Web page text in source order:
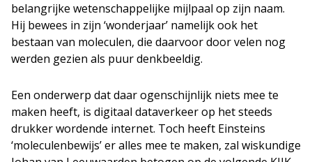
belangrijke wetenschappelijke mijlpaal op zijn naam.
Hij bewees in zijn ‘wonderjaar’ namelijk ook het
bestaan van moleculen, die daarvoor door velen nog
werden gezien als puur denkbeeldig.
Een onderwerp dat daar ogenschijnlijk niets mee te
maken heeft, is digitaal dataverkeer op het steeds
drukker wordende internet. Toch heeft Einsteins
‘moleculenbewijs’ er alles mee te maken, zal wiskundige